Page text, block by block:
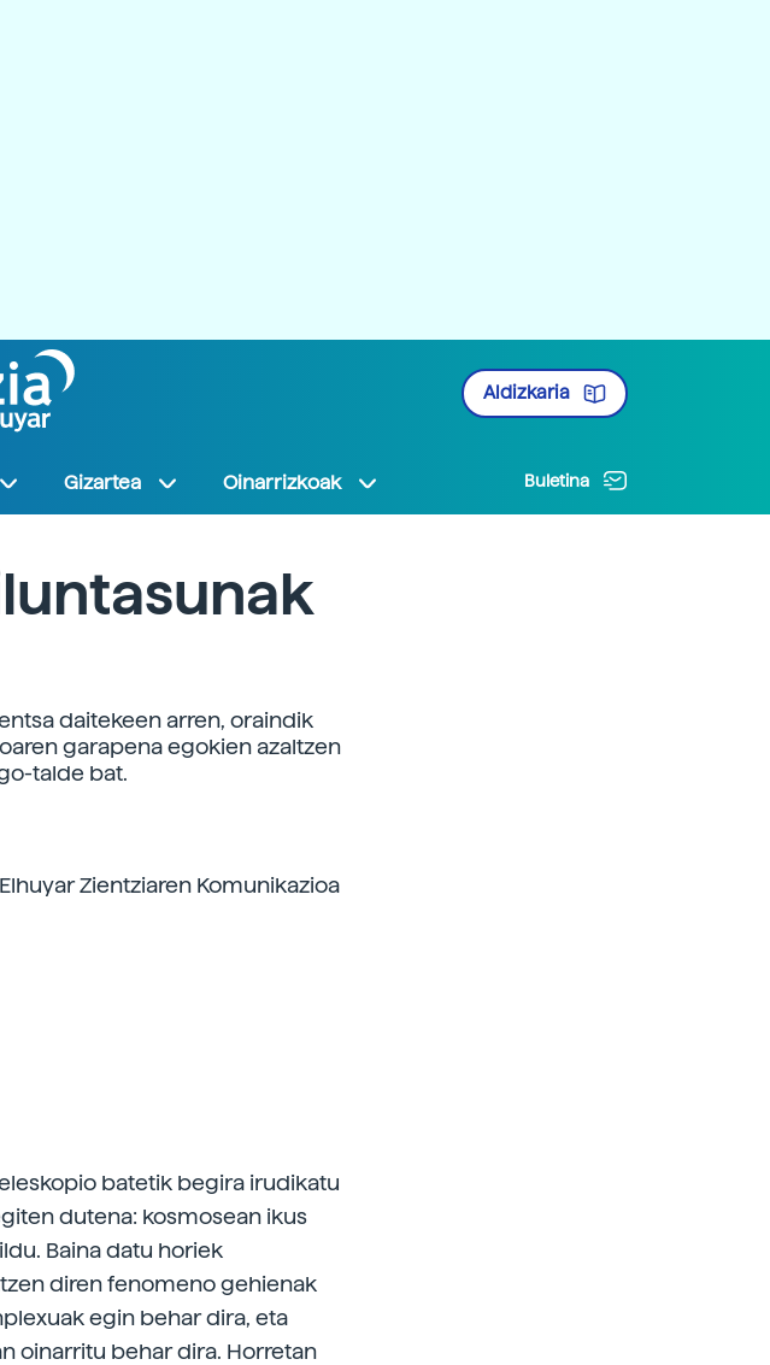
Aldizkaria
Gizartea Oinarrizkoak Buletina
daitekeen arren, oraindik
garapena egokien azaltzen
talde bat.
Zientziaren Komunikazioa
batetik begira irudikatu
dutena: kosmosean ikus
Baina datu horiek
diren fenomeno gehienak
egin behar dira, eta
oinarritu behar dira. Horretan